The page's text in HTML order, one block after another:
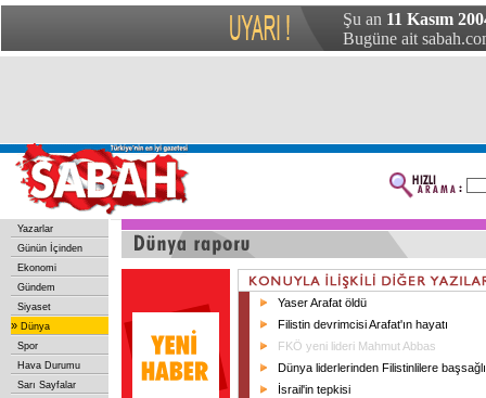
Şu an 11 Kasım
Bugüne ait
Yazarlar
Günün İçinden
Ekonomi
Gündem
Siyaset
» Dünya
Spor
Hava Durumu
Sarı Sayfalar
Yaser Arafat öldü
Filistin devrimcisi Arafat'ın hayatı
FKÖ yeni lideri Mahmut Abbas
Dünya liderlerinden Filistinlilere
İsrail'in tepkisi